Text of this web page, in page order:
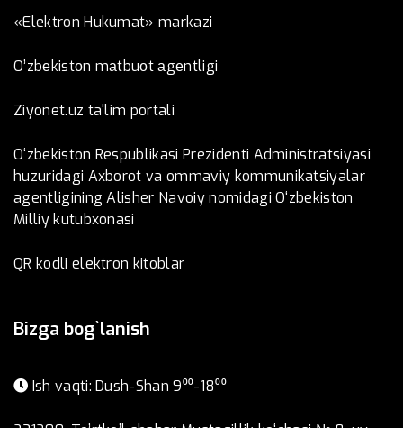
«Elektron Hukumat» markazi
O’zbеkistоn mаtbuоt аgеntligi
Ziyonet.uz ta'lim portali
O‘zbekiston Respublikasi Prezidenti Administratsiyasi
huzuridagi Axborot va ommaviy kommunikatsiyalar
agentligining Alisher Navoiy nomidagi O‘zbekiston
Milliy kutubxonasi
QR kodli elektron kitoblar
Bizga bog`lanish
Ish vaqti: Dush-Shan 9⁰⁰-18⁰⁰